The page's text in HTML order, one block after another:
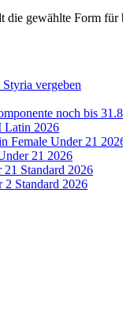
die gewählte Form für
vergeben
noch bis
Latin 2026
Female Under 21
21 2026
Standard 2026
Standard 2026